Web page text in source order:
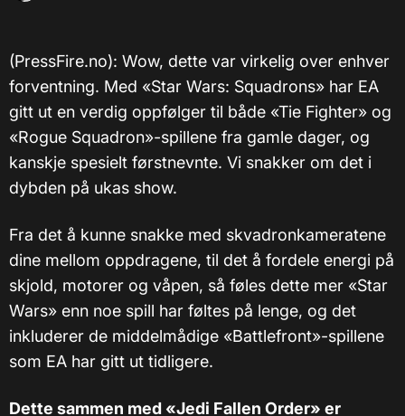
(PressFire.no): Wow, dette var virkelig over enhver
forventning. Med «Star Wars: Squadrons» har EA
gitt ut en verdig oppfølger til både «Tie Fighter» og
«Rogue Squadron»-spillene fra gamle dager, og
kanskje spesielt førstnevnte. Vi snakker om det i
dybden på ukas show.
Fra det å kunne snakke med skvadronkameratene
dine mellom oppdragene, til det å fordele energi på
skjold, motorer og våpen, så føles dette mer «Star
Wars» enn noe spill har føltes på lenge, og det
inkluderer de middelmådige «Battlefront»-spillene
som EA har gitt ut tidligere.
Dette sammen med «Jedi Fallen Order» er